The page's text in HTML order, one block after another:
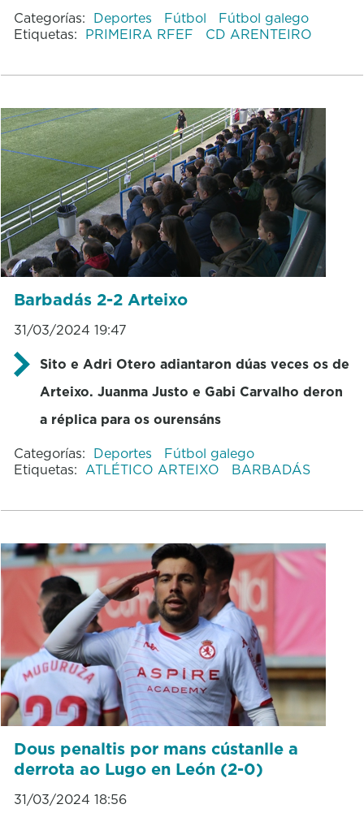
Categorías: Deportes Fútbol
Fútbol galego
Etiquetas: PRIMEIRA RFEF CD ARENTEIRO
Barbadás 2-2 Arteixo
31/03/2024 19:47
Sito e Adri Otero adiantaron dúas veces os de
Arteixo. Juanma Justo e Gabi Carvalho deron
a réplica para os ourensáns
Categorías: Deportes
Fútbol galego
Etiquetas: ATLÉTICO ARTEIXO BARBADÁS
Dous penaltis por mans cústanlle a
derrota ao Lugo en León (2-0)
31/03/2024 18:56